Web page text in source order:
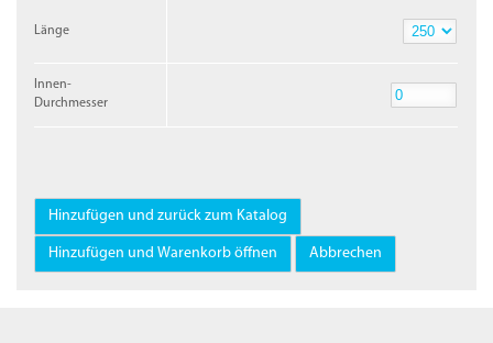
Länge
Innen-
Durchmesser